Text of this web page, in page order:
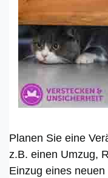
Planen Sie eine
z.B. einen Umzug,
Einzug eines